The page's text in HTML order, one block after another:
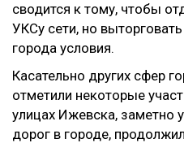
сводится к тому, чтобы
УКСу сети, но
города условия.
Касательно других сфер
отметили некоторые
улицах Ижевска, заметно
дорог в городе,